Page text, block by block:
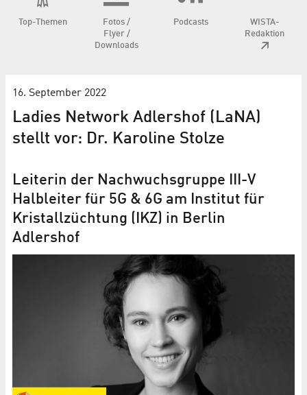
Top-Themen
Fotos /
Flyer /
Downloads
Podcasts
WISTA-
Redaktion
16. September 2022
Ladies Network Adlershof (LaNA)
stellt vor: Dr. Karoline Stolze
Leiterin der Nachwuchsgruppe III-V
Halbleiter für 5G & 6G am Institut für
Kristallzüchtung (IKZ) in Berlin
Adlershof